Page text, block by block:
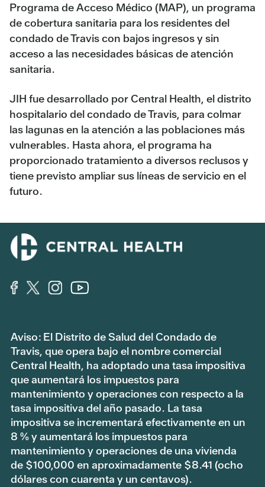
Programa de Acceso Médico (MAP), un programa
de cobertura sanitaria para los residentes del
condado de Travis con bajos ingresos y sin
acceso a las necesidades básicas de atención
sanitaria.
JIH fue desarrollado por Central Health, el distrito
hospitalario del condado de Travis, para colmar
las lagunas en la atención a las poblaciones más
vulnerables. Hasta ahora, el programa ha
proporcionado tratamiento a diversos reclusos y
tiene previsto ampliar sus líneas de servicio en el
futuro.
Aviso: El Distrito de Salud del Condado de
Travis, que opera bajo el nombre comercial
Central Health, ha adoptado una tasa impositiva
que aumentará los impuestos para
mantenimiento y operaciones con respecto a la
tasa impositiva del año pasado. La tasa
impositiva se incrementará efectivamente en un
8 % y aumentará los impuestos para
mantenimiento y operaciones de una vivienda
de $100,000 en aproximadamente $8.41 (ocho
dólares con cuarenta y un centavos).